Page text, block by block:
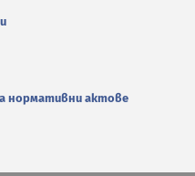
нормативни актове